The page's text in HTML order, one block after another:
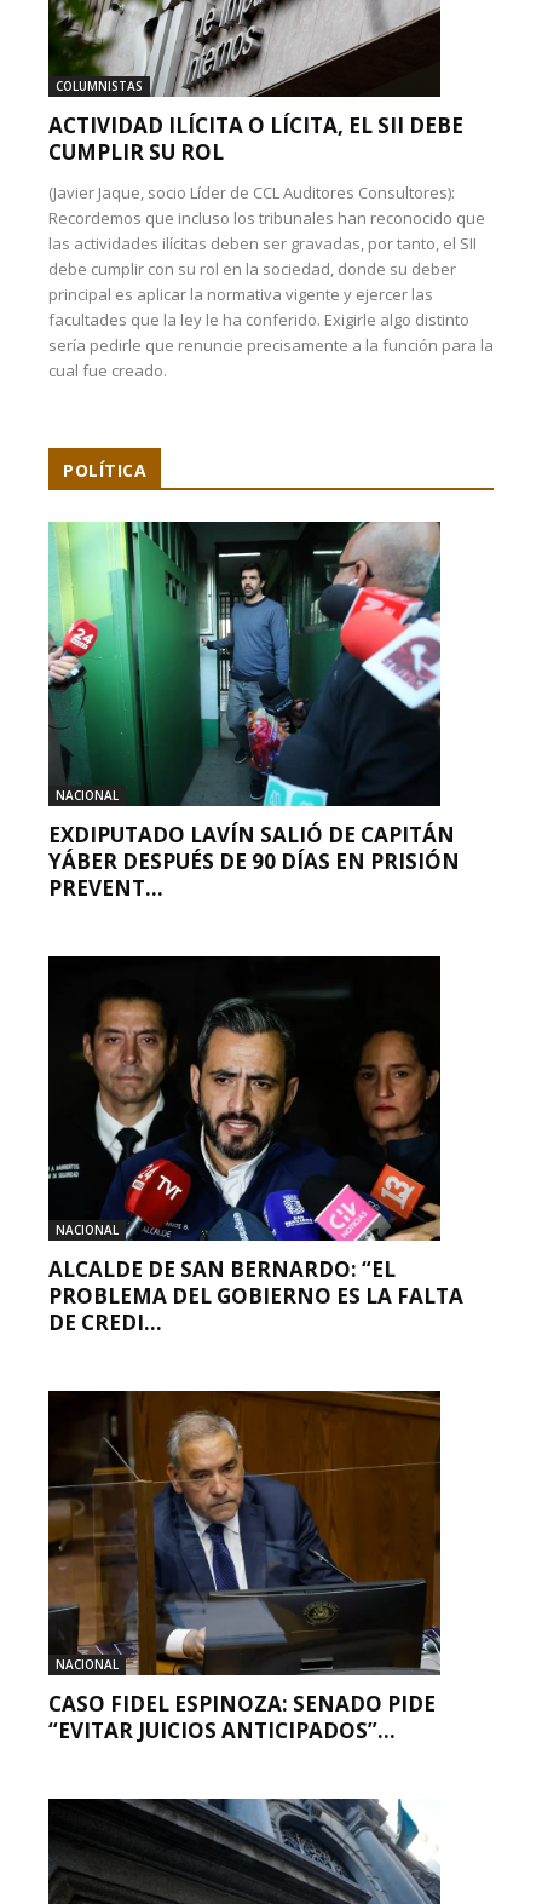
COLUMNISTAS
ACTIVIDAD ILÍCITA O LÍCITA, EL SII DEBE
CUMPLIR SU ROL
(Javier Jaque, socio Líder de CCL Auditores Consultores):
Recordemos que incluso los tribunales han reconocido que
las actividades ilícitas deben ser gravadas, por tanto, el SII
debe cumplir con su rol en la sociedad, donde su deber
principal es aplicar la normativa vigente y ejercer las
facultades que la ley le ha conferido. Exigirle algo distinto
sería pedirle que renuncie precisamente a la función para la
cual fue creado.
POLÍTICA
NACIONAL
EXDIPUTADO LAVÍN SALIÓ DE CAPITÁN
YÁBER DESPUÉS DE 90 DÍAS EN PRISIÓN
PREVENT...
NACIONAL
ALCALDE DE SAN BERNARDO: “EL
PROBLEMA DEL GOBIERNO ES LA FALTA
DE CREDI...
NACIONAL
CASO FIDEL ESPINOZA: SENADO PIDE
“EVITAR JUICIOS ANTICIPADOS”...